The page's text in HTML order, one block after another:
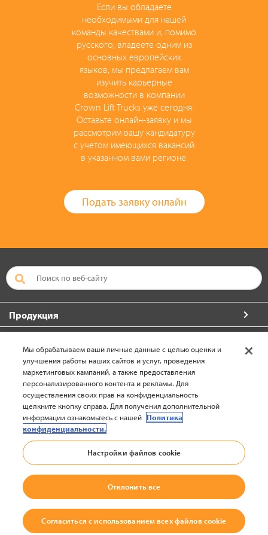
Если вы обладаете
необходимыми для нашей
команды качествами и, помимо
русского, владеете одним из
основных европейских
языков, мы предлагаем вам
изучить карьерные
возможности в компании
Crown Lift Trucks уже сегодня.
Оставьте онлайн-заявку и мы
рассмотрим вашу кандидатуру
с учетом имеющихся вакансий
в указанном вами регионе.
Подать заявку онлайн
Продукция
О компании Crown
Свяжитесь с нами
Европа-Русский (изменить)
вернуться наверх
© 2002-2026 Crown Equipment Corporation
Правовая Информация|Декларация о защите данных на веб-сайтах
Мы обрабатываем ваши личные данные с целью оценки и
улучшения работы наших сайтов и услуг, проведения
маркетинговых кампаний, а также предоставления
персонализированного контента и рекламы. Для
осуществления своих прав на конфиденциальность
щелкните кнопку справа. Для получения дополнительной
информации ознакомьтесь с нашей Политика
конфиденциальности.
Настройки файлов cookie
Отклонить все
Согласиться с использованием всех файлов cookie